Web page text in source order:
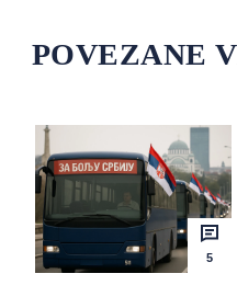
POVEZANE
5